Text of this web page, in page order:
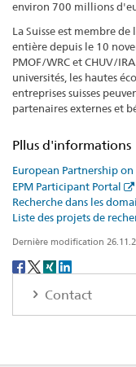
environ 700 millions
La Suisse est membre
entière depuis le 10
PMOF/WRC et CHUV/
universités, les hautes
entreprises suisses
partenaires externes et
Pllus d'informations
European Partnership
EPM Participant Portal
Recherche dans les
Liste des projets de
Dernière modification
Social
Contact